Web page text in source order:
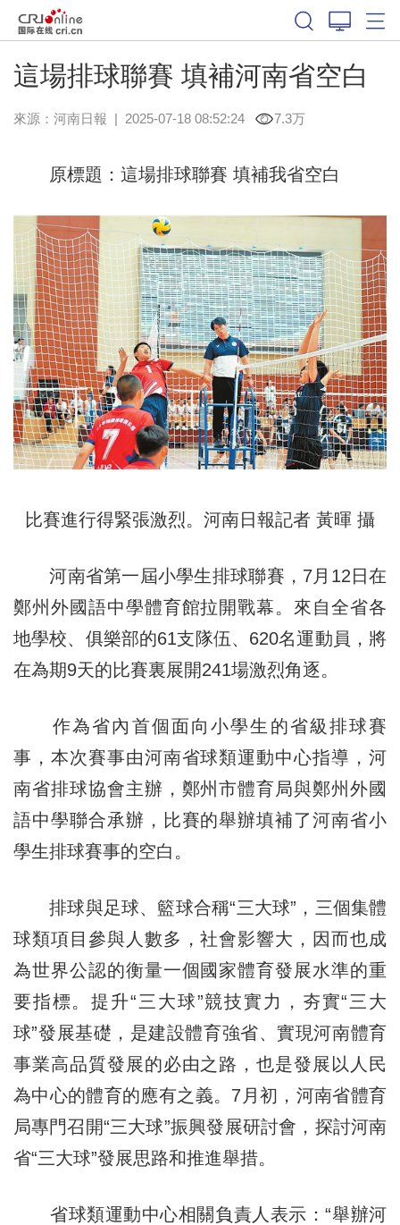
這場排球聯賽 填補河南省空白
來源： 河南日報 | 2025-07-18 08:52:24 7.3万
原標題：這場排球聯賽 填補我省空白
比賽進行得緊張激烈。河南日報記者 黃暉 攝
河南省第一屆小學生排球聯賽，7月12日在
鄭州外國語中學體育館拉開戰幕。來自全省各
地學校、俱樂部的61支隊伍、620名運動員，將
在為期9天的比賽裏展開241場激烈角逐。
作為省內首個面向小學生的省級排球賽
事，本次賽事由河南省球類運動中心指導，河
南省排球協會主辦，鄭州市體育局與鄭州外國
語中學聯合承辦，比賽的舉辦填補了河南省小
學生排球賽事的空白。
排球與足球、籃球合稱“三大球”，三個集體
球類項目參與人數多，社會影響大，因而也成
為世界公認的衡量一個國家體育發展水準的重
要指標。提升“三大球”競技實力，夯實“三大
球”發展基礎，是建設體育強省、實現河南體育
事業高品質發展的必由之路，也是發展以人民
為中心的體育的應有之義。7月初，河南省體育
局專門召開“三大球”振興發展研討會，探討河南
省“三大球”發展思路和推進舉措。
省球類運動中心相關負責人表示：“舉辦河